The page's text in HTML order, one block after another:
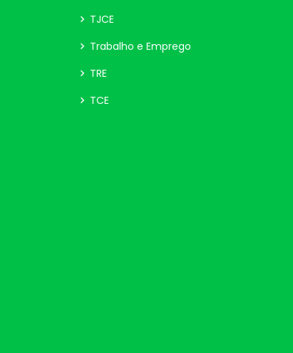
TJCE
Trabalho e Emprego
TRE
TCE